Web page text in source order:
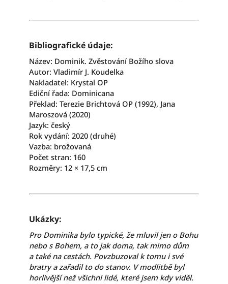
Bibliografické údaje:
Název: Dominik. Zvěstování Božího slova
Autor: Vladimír J. Koudelka
Nakladatel: Krystal OP
Ediční řada: Dominicana
Překlad: Terezie Brichtová OP (1992), Jana
Maroszová (2020)
Jazyk: český
Rok vydání: 2020 (druhé)
Vazba: brožovaná
Počet stran: 160
Rozměry: 12 × 17,5 cm
Ukázky:
Pro Dominika bylo typické, že mluvil jen o Bohu
nebo s Bohem, a to jak doma, tak mimo dům
a také na cestách. Povzbuzoval k tomu i své
bratry a zařadil to do stanov. V modlitbě byl
horlivější než všichni lidé, které jsem kdy viděl.